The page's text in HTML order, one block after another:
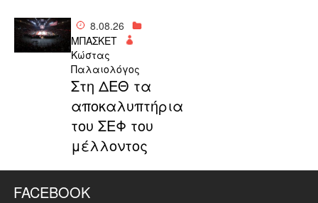
8.08.26
ΜΠΑΣΚΕΤ
Κώστας
Παλαιολόγος
Στη ΔΕΘ τα
αποκαλυπτήρια
του ΣΕΦ του
μέλλοντος
FACEBOOK